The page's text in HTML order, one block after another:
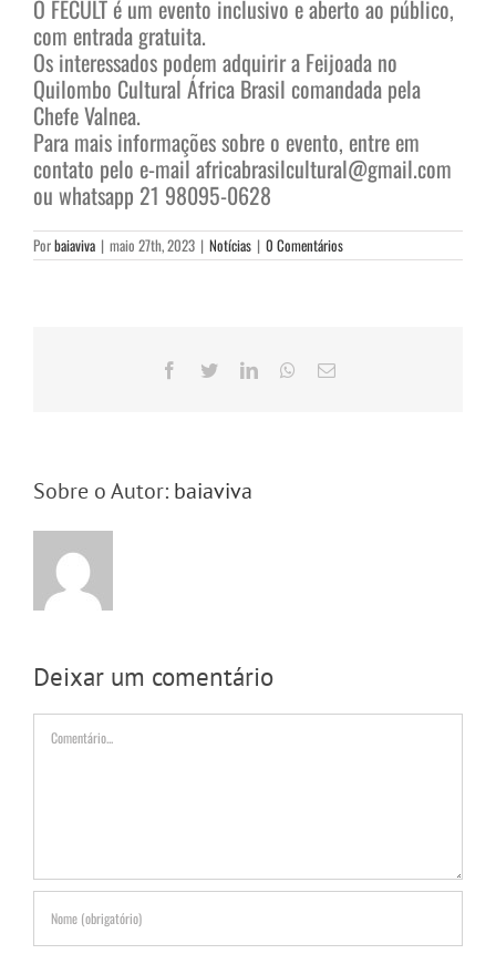
O FECULT é um evento inclusivo e aberto ao público,
com entrada gratuita.
Os interessados podem adquirir a Feijoada no
Quilombo Cultural África Brasil comandada pela
Chefe Valnea.
Para mais informações sobre o evento, entre em
contato pelo e-mail africabrasilcultural@gmail.com
ou whatsapp 21 98095-0628
Porbaiaviva | maio 27th, 2023 | Notícias | 0 Comentários
Facebook
TwitterLinkedInWhatsApp
E-
Sobre o Autor: baiaviva
Deixar um comentário
Comentário